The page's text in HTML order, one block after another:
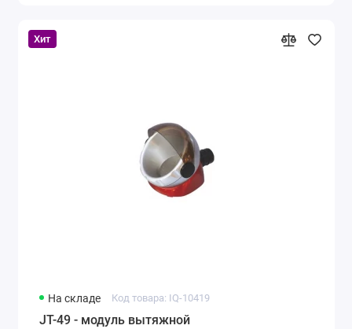
Хит
На складе Код товара: IQ-10419
JT-49 - модуль вытяжной